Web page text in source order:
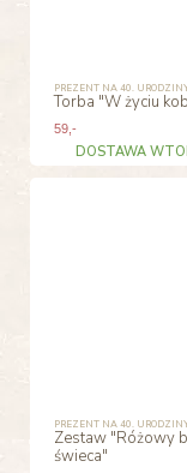
PREZENT NA 40.
Torba "W życiu
59,-
DOSTAWA
PREZENT NA 40.
Zestaw "Różowy
świeca"